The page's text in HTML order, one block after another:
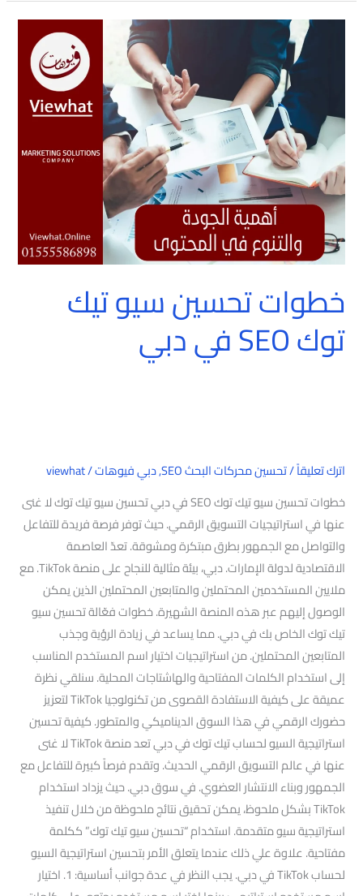
خطوات تحسين سيو تيك
توك SEO في دبي
اترك تعليقاً/تحسين محركات البحث SEO ,دبي فيوهات/
viewhat
خطوات تحسين سيو تيك توك SEO في دبي تحسين سيو تيك توك لا غنى
عنها في استراتيجيات التسويق الرقمي. حيث توفر فرصة فريدة للتفاعل
والتواصل مع الجمهور بطرق مبتكرة ومشوقة. تعدّ العاصمة
الاقتصادية لدولة الإمارات. دبي، بيئة مثالية للنجاح على منصة TikTok. مع
ملايين المستخدمين المحتملين والمتابعين المحتملين الذين يمكن
الوصول إليهم عبر هذه المنصة الشهيرة. خطوات فعّالة تحسين سيو
تيك توك الخاص بك في دبي. مما يساعد في زيادة الرؤية وجذب
المتابعين المحتملين. من استراتيجيات اختيار اسم المستخدم المناسب
إلى استخدام الكلمات المفتاحية والهاشتاجات المحلية. سنلقي نظرة
عميقة على كيفية الاستفادة القصوى من تكنولوجيا TikTok لتعزيز
حضورك الرقمي في هذا السوق الديناميكي والمتطور. كيفية تحسين
استراتيجية السيو لحساب تيك توك في دبي تعد منصة TikTok لا غنى
عنها في عالم التسويق الرقمي الحديث. وتقدم فرصاً كبيرة للتفاعل مع
الجمهور وبناء الانتشار العضوي. في سوق دبي. حيث يزداد استخدام
TikTok بشكل ملحوظ، يمكن تحقيق نتائج ملحوظة من خلال تنفيذ
استراتيجية سيو متقدمة. استخدام “تحسين سيو تيك توك” ككلمة
مفتاحية. علاوة علي ذلك عندما يتعلق الأمر بتحسين استراتيجية السيو
لحساب TikTok في دبي. يجب النظر في عدة جوانب أساسية: 1. اختيار
خطوات
توك
SEO
في
دبي